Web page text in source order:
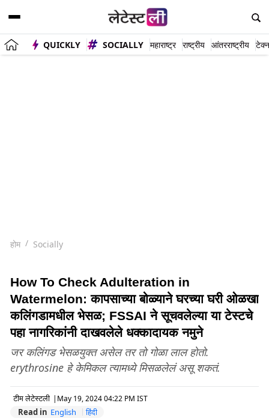
QUICKLY SOCIALLY महाराष्ट्र राष्ट्रीय आंतरराष्ट्रीय
होम Socially
How To Check Adulteration in
Watermelon: कापसाच्या बोळ्याने घरच्या घरी ओळखा
कलिंगडामधील भेसळ; FSSAI ने सूचवलेल्या या टेस्टचे
पहा नागरिकांनी दाखवलेले धक्कादायक नमुने
जर कलिंगड भेसळयुक्त असेल तर तो गोळा लाल होतो.
erythrosine हे केमिकल त्यामध्ये मिसळलेलं असू शकतं.
टीम लेटेस्टली | May 19, 2024 04:22 PM IST
Read in English हिंदी